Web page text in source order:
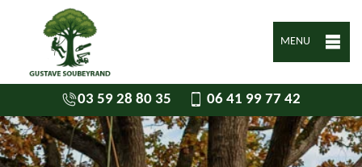
MENU
03 59 28 80 35 06 41 99 77 42